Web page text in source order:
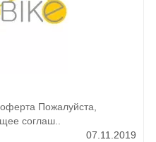
Пожалуйста,
соглаш..
07.11.2019